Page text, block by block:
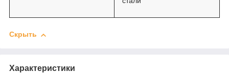
Скрыть
Характеристики